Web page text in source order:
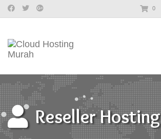
0
Reseller Hosting